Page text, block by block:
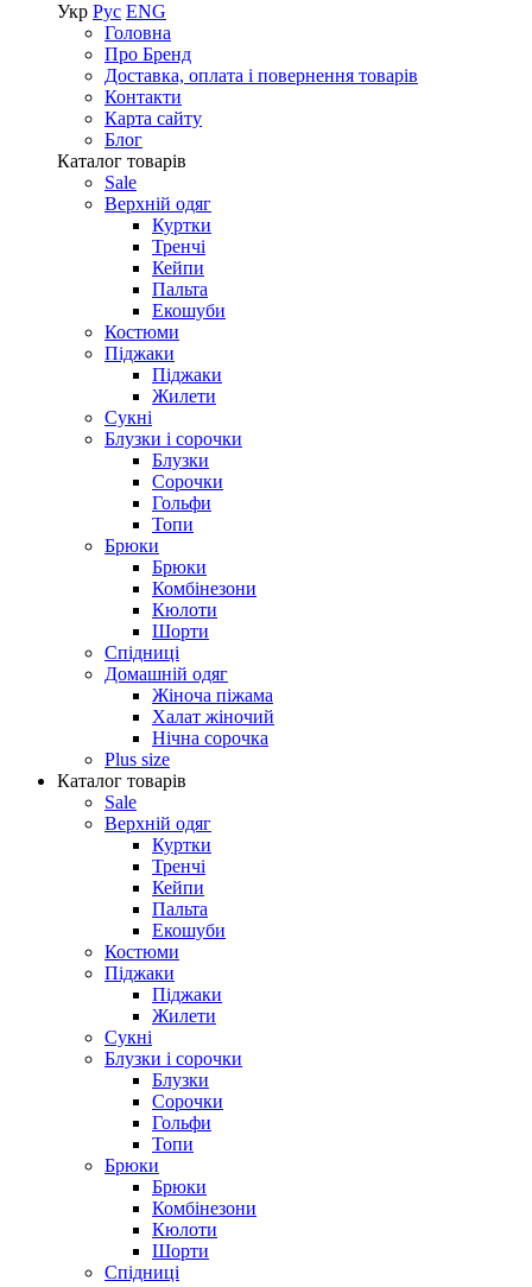
Укр Рус ENG
Головна
Про Бренд
Доставка, оплата і повернення товарів
Контакти
Карта сайту
Блог
Каталог товарів
Sale
Верхній одяг
Куртки
Тренчі
Кейпи
Пальта
Екошуби
Костюми
Піджаки
Піджаки
Жилети
Сукні
Блузки і сорочки
Блузки
Сорочки
Гольфи
Топи
Брюки
Брюки
Комбінезони
Кюлоти
Шорти
Спідниці
Домашній одяг
Жіноча піжама
Халат жіночий
Нічна сорочка
Plus size
Каталог товарів
Sale
Верхній одяг
Куртки
Тренчі
Кейпи
Пальта
Екошуби
Костюми
Піджаки
Піджаки
Жилети
Сукні
Блузки і сорочки
Блузки
Сорочки
Гольфи
Топи
Брюки
Брюки
Комбінезони
Кюлоти
Шорти
Спідниці